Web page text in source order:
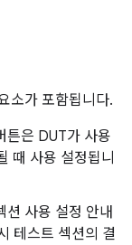
소가 포함됩니다.
튼은 DUT가 사용
때 사용 설정됩니
션 사용 설정 안내
테스트 섹션의 결